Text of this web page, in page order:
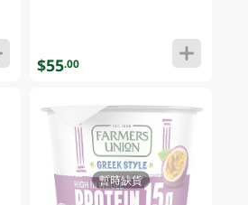
$55.00
暫時缺貨